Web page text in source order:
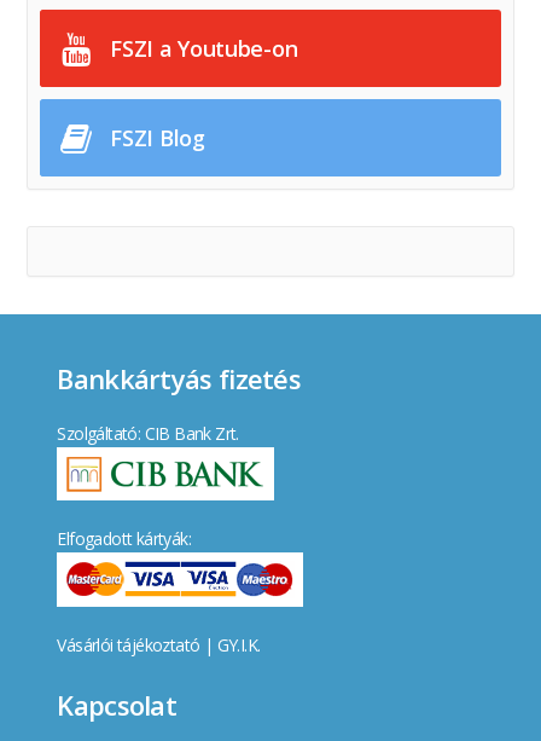
FSZI a Youtube-on
FSZI Blog
Bankkártyás fizetés
Szolgáltató: CIB Bank Zrt.
Elfogadott kártyák:
Vásárlói tájékoztató | GY.I.K.
Kapcsolat